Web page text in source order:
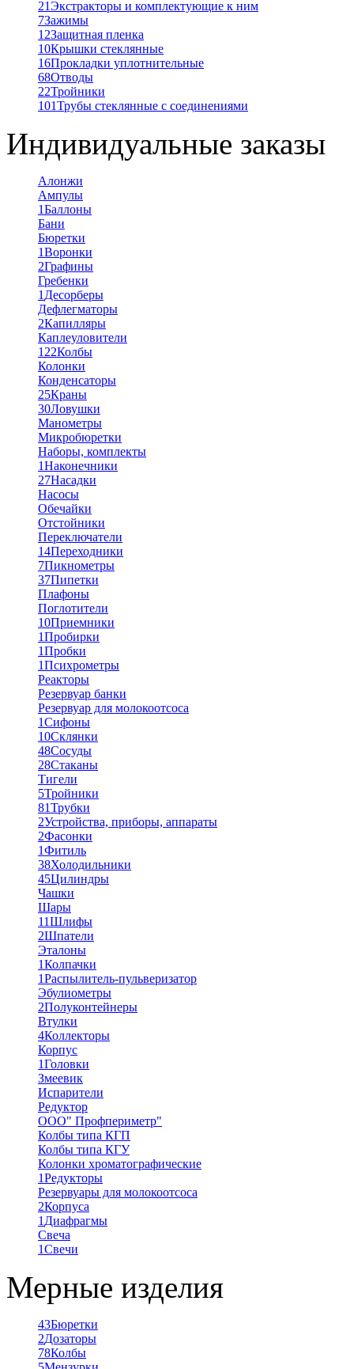
21Экстракторы и комплектующие к ним
7Зажимы
12Защитная пленка
10Крышки стеклянные
16Прокладки уплотнительные
68Отводы
22Тройники
101Трубы стеклянные с соединениями
Индивидуальные заказы
Алонжи
Ампулы
1Баллоны
Бани
Бюретки
1Воронки
2Графины
Гребенки
1 Десорберы
Дефлегматоры
2Капилляры
Каплеуловители
122Колбы
Колонки
Конденсаторы
25Краны
30Ловушки
Манометры
Микробюретки
Наборы, комплекты
1Наконечники
27Насадки
Насосы
Обечайки
Отстойники
Переключатели
14Переходники
7Пикнометры
37Пипетки
Плафоны
Поглотители
10Приемники
1Пробирки
1Пробки
1Психрометры
Реакторы
Резервуар банки
Резервуар для молокоотсоса
1Сифоны
10Склянки
48Сосуды
28Стаканы
Тигели
5Тройники
81Трубки
2Устройства, приборы, аппараты
2Фасонки
1Фитиль
38Холодильники
45Цилиндры
Чашки
Шары
11Шлифы
2Шпатели
Эталоны
1Колпачки
1Распылитель-пульверизатор
Эбулиометры
2Полуконтейнеры
Втулки
4Коллекторы
Корпус
1Головки
Змеевик
Испарители
Редуктор
ООО" Профпериметр"
Колбы типа КГП
Колбы типа КГУ
Колонки хроматографические
1Редукторы
Резервуары для молокоотсоса
2Корпуса
1 Диафрагмы
Свеча
1Свечи
Мерные изделия
43Бюретки
2Дозаторы
78Колбы